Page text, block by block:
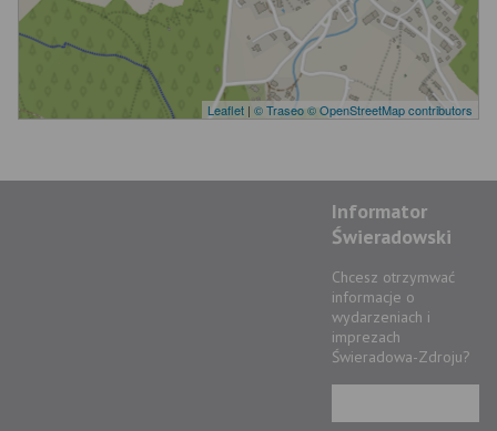
Leaflet | © Traseo© OpenStreetMap contributors
Informator
Świeradowski
Chcesz otrzymwać
informacje o
wydarzeniach i
imprezach
Świeradowa-Zdroju?